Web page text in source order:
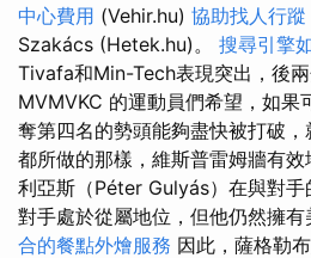
中心費用 (Vehir.hu) 協助找人行蹤
Szakács (Hetek.hu)。 搜尋引擎
Tivafa和Min-Tech表現突出，後
MVMVKC 的運動員們希望，如果
奪第四名的勢頭能夠盡快被打破
都所做的那樣，維斯普雷姆牆有效
利亞斯（Péter Gulyás）在與對
對手處於從屬地位，但他仍然擁有
合的餐點外燴服務 因此，薩格勒